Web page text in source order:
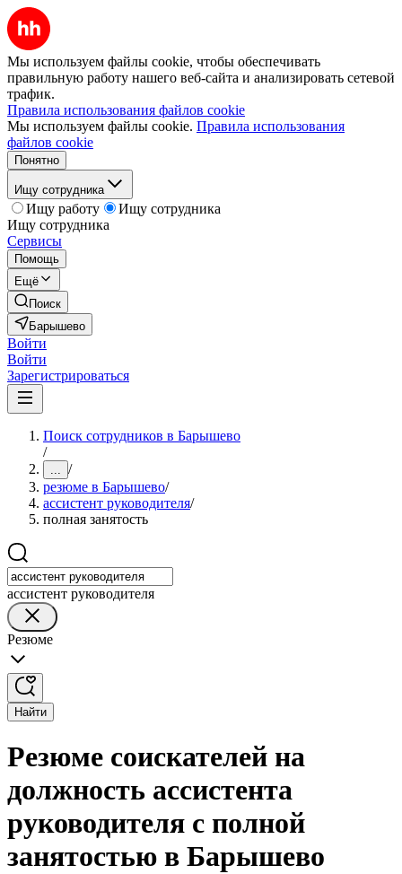
Мы используем файлы cookie, чтобы обеспечивать
правильную работу нашего веб-сайта и анализировать сетевой
трафик.
Правила использования файлов cookie
Мы используем файлы cookie. Правила использования
файлов cookie
Понятно
Ищу сотрудника
Ищу работу
Ищу сотрудника
Ищу сотрудника
Сервисы
Помощь
Ещё
Поиск
Барышево
Войти
Войти
Зарегистрироваться
Поиск сотрудников в Барышево
/
... /
резюме в Барышево/
ассистент руководителя/
полная занятость
ассистент руководителя
Резюме
Найти
Резюме соискателей на
должность ассистента
руководителя с полной
занятостью в Барышево